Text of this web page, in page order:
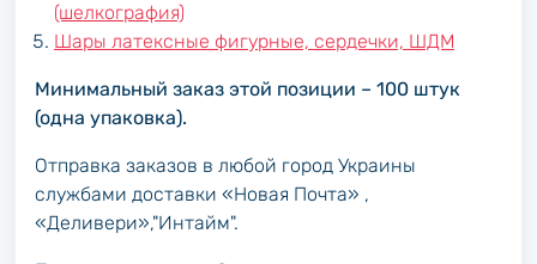
(шелкография)
Шары латексные фигурные, сердечки, ШДМ
Минимальный заказ этой позиции – 100 штук
(одна упаковка).
Отправка заказов в любой город Украины
службами доставки «Новая Почта» ,
«Деливери»,"Интайм".